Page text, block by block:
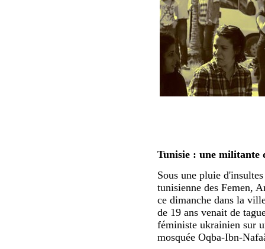
Tunisie : une militante
Sous une pluie
tunisienne des Femen,
ce dimanche dans la
de 19 ans venait de
féministe ukrainien sur
mosquée Oqba-Ibn-